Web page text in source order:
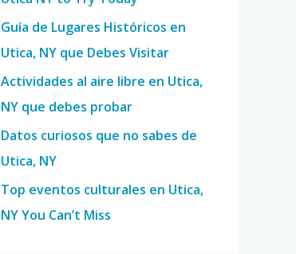
r
:
Guía de Lugares Históricos en
Utica, NY que Debes Visitar
Actividades al aire libre en Utica,
NY que debes probar
Datos curiosos que no sabes de
Utica, NY
Top eventos culturales en Utica,
NY You Can’t Miss